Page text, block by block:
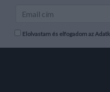
Elolvastam és elfogadom az